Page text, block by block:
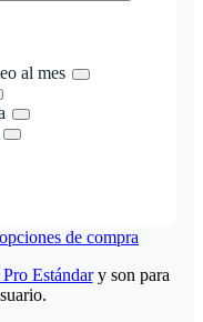
al mes
de compra
Estándary son para